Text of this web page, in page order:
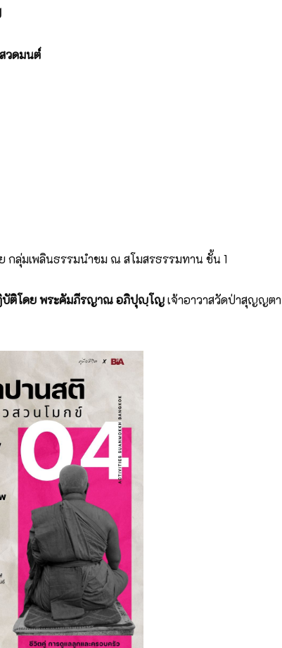
วดมนต์
กลุ่มเพลินธรรมนำชม ณ สโมสรธรรมทาน ชั้น 1
บัติโดย พระคัมภีรญาณอภิปุญฺโญเจ้าอาวาสวัดป่าสุญญตา